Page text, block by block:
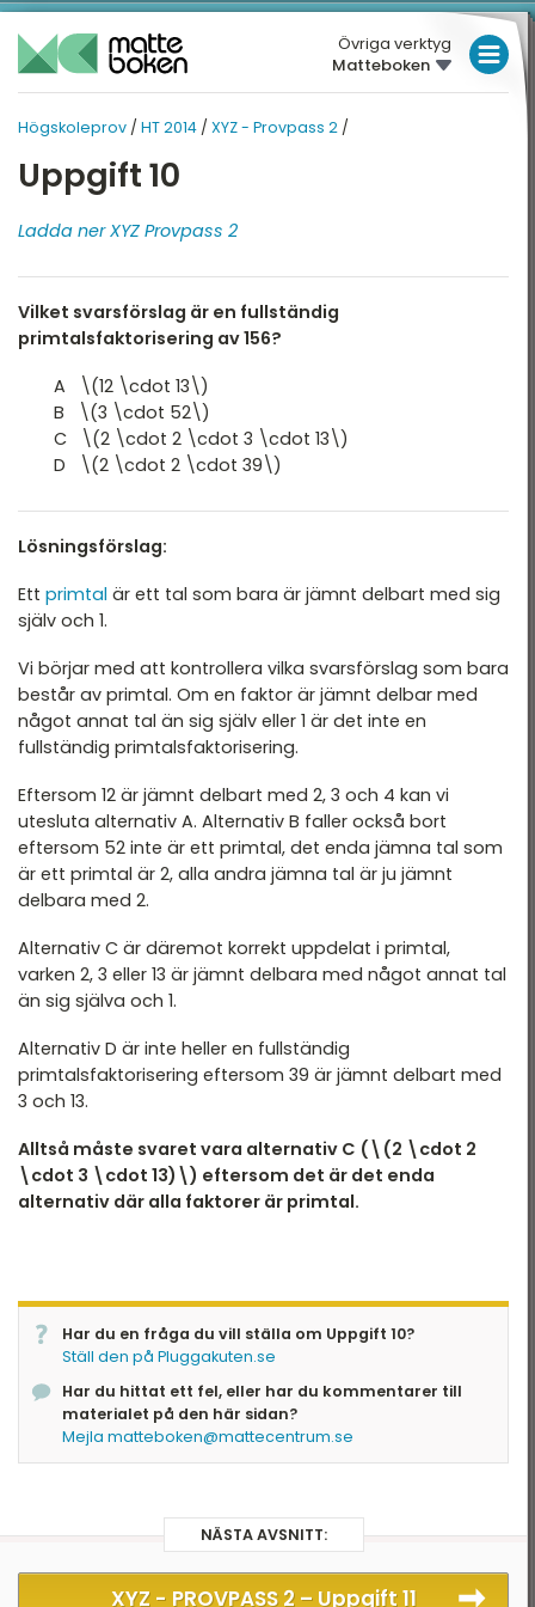
Övriga verktyg
Matteboken
Högskoleprov / HT 2014 / XYZ - Provpass 2 /
Uppgift 10
Ladda ner XYZ Provpass 2
Vilket svarsförslag är en fullständig
primtalsfaktorisering av 156?
A \(12 \cdot 13\)
B \(3 \cdot 52\)
C \(2 \cdot 2 \cdot 3 \cdot 13\)
D \(2 \cdot 2 \cdot 39\)
Lösningsförslag:
Ett primtal är ett tal som bara är jämnt delbart med sig
själv och 1.
Vi börjar med att kontrollera vilka svarsförslag som bara
består av primtal. Om en faktor är jämnt delbar med
något annat tal än sig själv eller 1 är det inte en
fullständig primtalsfaktorisering.
Eftersom 12 är jämnt delbart med 2, 3 och 4 kan vi
utesluta alternativ A. Alternativ B faller också bort
eftersom 52 inte är ett primtal, det enda jämna tal som
är ett primtal är 2, alla andra jämna tal är ju jämnt
delbara med 2.
Alternativ C är däremot korrekt uppdelat i primtal,
varken 2, 3 eller 13 är jämnt delbara med något annat tal
än sig själva och 1.
Alternativ D är inte heller en fullständig
primtalsfaktorisering eftersom 39 är jämnt delbart med
3 och 13.
Alltså måste svaret vara alternativ C (\(2 \cdot 2
\cdot 3 \cdot 13)\) eftersom det är det enda
alternativ där alla faktorer är primtal.
Har du en fråga du vill ställa om Uppgift 10?
Ställ den på Pluggakuten.se
Har du hittat ett fel, eller har du kommentarer till
materialet på den här sidan?
Mejla matteboken@mattecentrum.se
NÄSTA AVSNITT:
XYZ - PROVPASS 2 – Uppgift 11
LÅGSTADIET
MELLANSTADIET
HÖGSKOLEPROV
Översikt
2026
2025
2025
2024
2023
2022
2022 - maj
2022 - mars
2021
2021
2017
2014
HÖGSKOLEPROV
XYZ - Provpass 5
KVA Provpass 5
NOG Provpass 2
2013
2012
DIGITALA VERKTYG
KUL MED MATTE